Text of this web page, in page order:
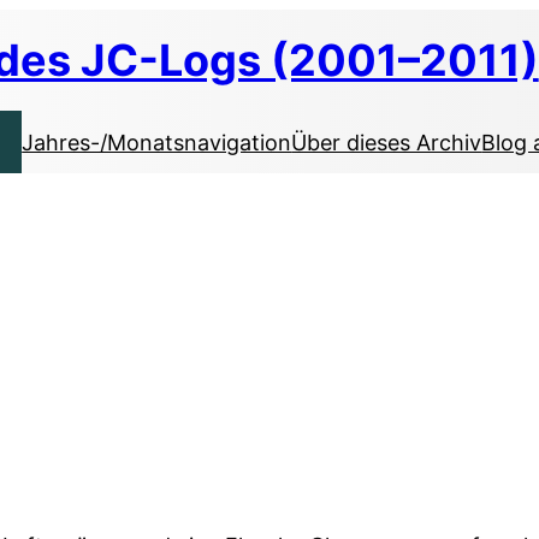
JC-Logs (2001–2011)
Jahres-/MonatsnavigationÜber dieses ArchivBlog